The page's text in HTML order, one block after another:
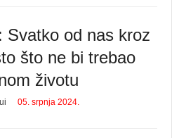
Svatko od nas kroz
što ne bi trebao
životu
05. srpnja 2024.